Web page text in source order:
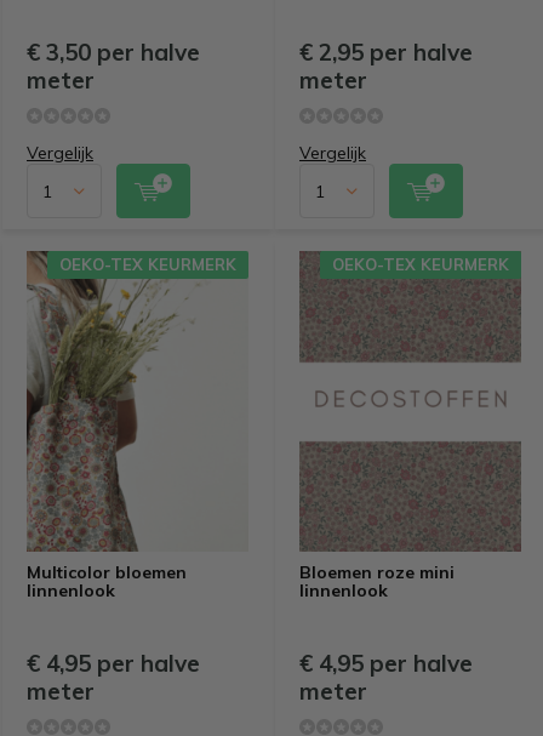
€ 3,50 per halve
meter
Vergelijk
€ 2,95 per halve
meter
Vergelijk
Multicolor bloemen
linnenlook
OEKO-TEX KEURMERK
€ 4,95 per halve
meter
Bloemen roze mini
linnenlook
OEKO-TEX KEURMERK
€ 4,95 per halve
meter